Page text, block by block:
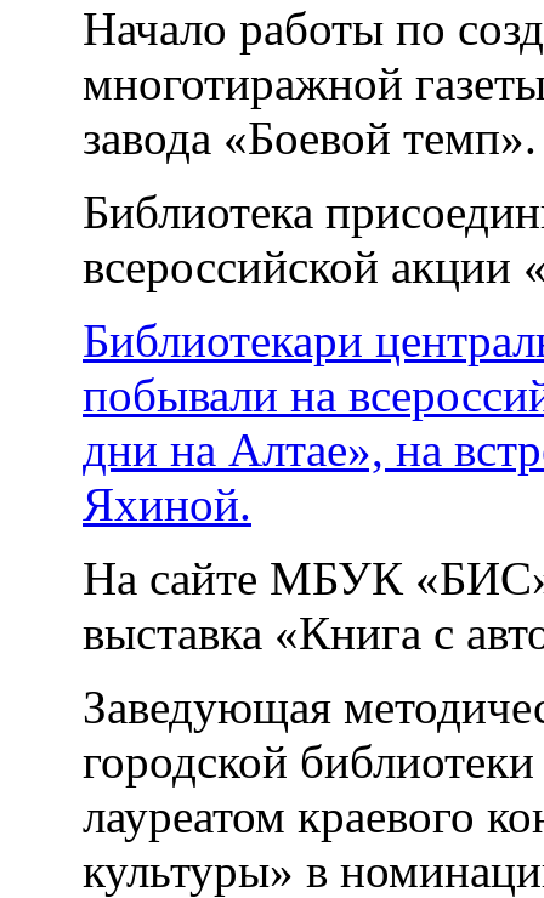
Начало работы по
многотиражной
завода «Боевой
Библиотека
всероссийской акции
Библиотекари
побывали на
дни на Алтае», на
Яхиной.
На сайте МБУК «БИС»
выставка «Книга с
Заведующая
городской
лауреатом краевого
культуры» в